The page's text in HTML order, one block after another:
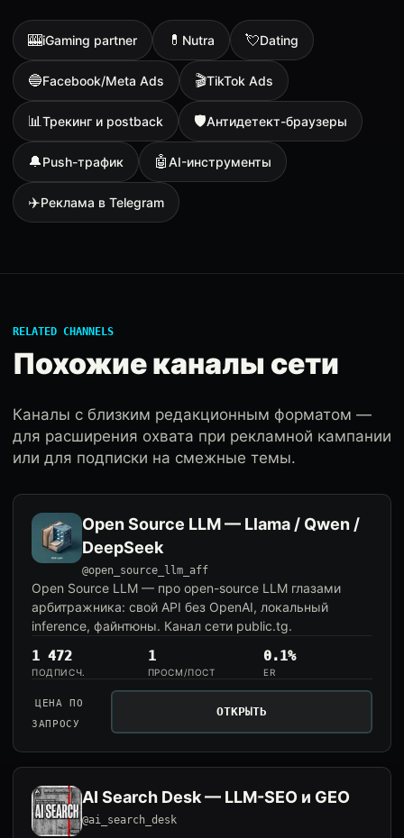
🎰iGaming partner 💊 Nutra 💘Dating
🔵Facebook/Meta Ads 🎬TikTok Ads
📊Трекинг и postback 🛡Антидетект-браузеры
🔔Push-трафик 🤖AI-инструменты
✈️Реклама в Telegram
RELATED CHANNELS
Похожие каналы сети
Каналы с близким редакционным форматом —
для расширения охвата при рекламной кампании
или для подписки на смежные темы.
Open Source LLM — Llama / Qwen /
DeepSeek
@open_source_llm_aff
Open Source LLM — про open-source LLM глазами
арбитражника: свой API без OpenAI, локальный
inference, файнтюны. Канал сети public.tg.
1 472
ПОДПИСЧ.
1
ПРОСМ/ПОСТ
0.1%
ER
ЦЕНА ПО
ЗАПРОСУ
ОТКРЫТЬ
AI Search Desk — LLM-SEO и GEO
@ai_search_desk